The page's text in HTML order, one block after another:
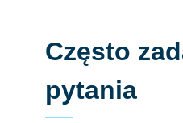
Często
pytania